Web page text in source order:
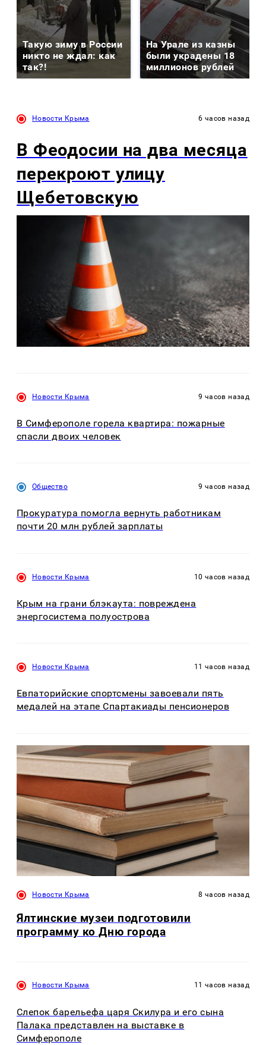
Такую зиму в России
никто не ждал: как
так?!
На Урале из казны
были украдены 18
миллионов рублей
Новости Крыма 6 часов назад
В Феодосии на два месяца
перекроют улицу
Щебетовскую
Новости Крыма 9 часов назад
В Симферополе горела квартира: пожарные
спасли двоих человек
Общество 9 часов назад
Прокуратура помогла вернуть работникам
почти 20 млн рублей зарплаты
Новости Крыма 10 часов назад
Крым на грани блэкаута: повреждена
энергосистема полуострова
Новости Крыма 11 часов назад
Евпаторийские спортсмены завоевали пять
медалей на этапе Спартакиады пенсионеров
Новости Крыма 8 часов назад
Ялтинские музеи подготовили
программу ко Дню города
Новости Крыма 11 часов назад
Слепок барельефа царя Скилура и его сына
Палака представлен на выставке в
Симферополе